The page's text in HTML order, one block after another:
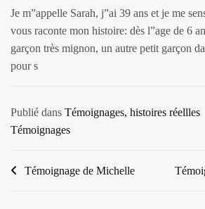
Je m”appelle Sarah, j”ai 39 ans et je me
vous raconte mon histoire: dès l”age de 6
garçon très mignon, un autre petit garçon
pour s
Publié dans Témoignages, histoires réellles
Témoignages
Navigation
Témoignage de Michelle